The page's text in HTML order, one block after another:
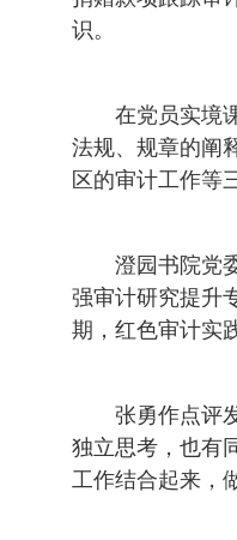
识。
在党员实境
法规、规章的阐
区的审计工作等
澄园书院党
强审计研究提升
期，红色审计实
张勇作点评
独立思考，也有
工作结合起来，